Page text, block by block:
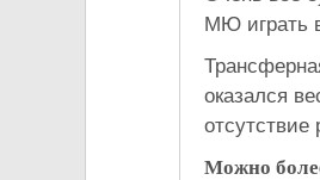
МЮ играть
оказался
отсутствие
Можно